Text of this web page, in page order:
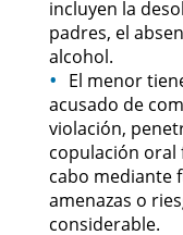
incluyen la
padres, el
alcohol.
El menor
acusado de
violación,
copulación oral
cabo mediante
amenazas o
considerable.